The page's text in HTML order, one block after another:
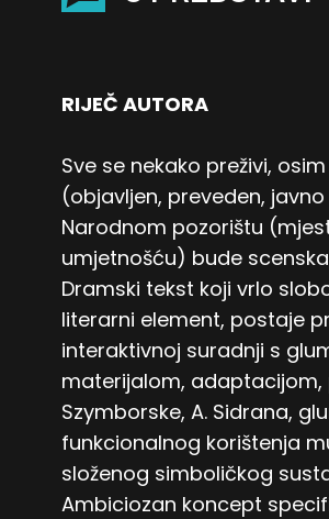
RIJEČ AUTORA
Sve se nekako preživi,
(objavljen, preveden,
Narodnom pozorištu
umjetnošću) bude
Dramski tekst koji vrlo
literarni element, postaje
interaktivnoj suradnji s
materijalom, adaptacijom,
Szymborske, A. Sidrana,
funkcionalnog korištenja
složenog simboličkog
Ambiciozan koncept